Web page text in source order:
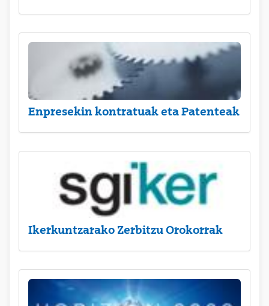
Enpresekin kontratuak eta Patenteak
Ikerkuntzarako Zerbitzu Orokorrak